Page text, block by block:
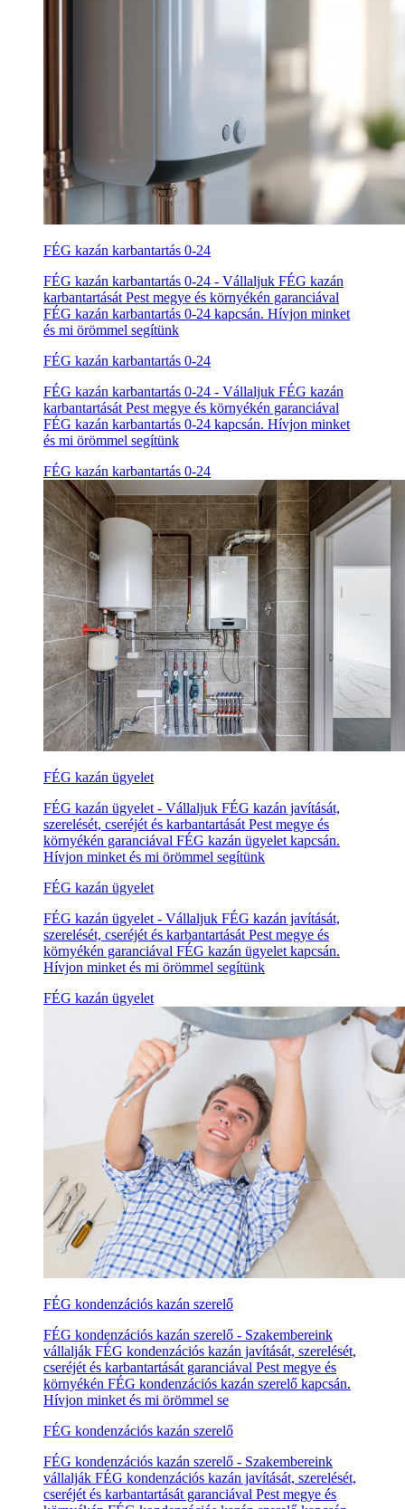
FÉG kazán karbantartás 0-24
FÉG kazán karbantartás 0-24 - Vállaljuk FÉG kazán
karbantartását Pest megye és környékén garanciával
FÉG kazán karbantartás 0-24 kapcsán. Hívjon minket
és mi örömmel segítünk
FÉG kazán karbantartás 0-24
FÉG kazán karbantartás 0-24 - Vállaljuk FÉG kazán
karbantartását Pest megye és környékén garanciával
FÉG kazán karbantartás 0-24 kapcsán. Hívjon minket
és mi örömmel segítünk
FÉG kazán karbantartás 0-24
FÉG kazán ügyelet
FÉG kazán ügyelet - Vállaljuk FÉG kazán javítását,
szerelését, cseréjét és karbantartását Pest megye és
környékén garanciával FÉG kazán ügyelet kapcsán.
Hívjon minket és mi örömmel segítünk
FÉG kazán ügyelet
FÉG kazán ügyelet - Vállaljuk FÉG kazán javítását,
szerelését, cseréjét és karbantartását Pest megye és
környékén garanciával FÉG kazán ügyelet kapcsán.
Hívjon minket és mi örömmel segítünk
FÉG kazán ügyelet
FÉG kondenzációs kazán szerelő
FÉG kondenzációs kazán szerelő - Szakembereink
vállalják FÉG kondenzációs kazán javítását, szerelését,
cseréjét és karbantartását garanciával Pest megye és
környékén FÉG kondenzációs kazán szerelő kapcsán.
Hívjon minket és mi örömmel se
FÉG kondenzációs kazán szerelő
FÉG kondenzációs kazán szerelő - Szakembereink
vállalják FÉG kondenzációs kazán javítását, szerelését,
cseréjét és karbantartását garanciával Pest megye és